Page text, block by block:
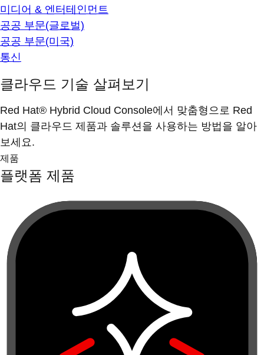
미디어 & 엔터테인먼트
공공 부문(글로벌)
공공 부문(미국)
통신
클라우드 기술 살펴보기
Red Hat® Hybrid Cloud Console에서 맞춤형으로 Red
Hat의 클라우드 제품과 솔루션을 사용하는 방법을 알아
보세요.
제품
플랫폼 제품